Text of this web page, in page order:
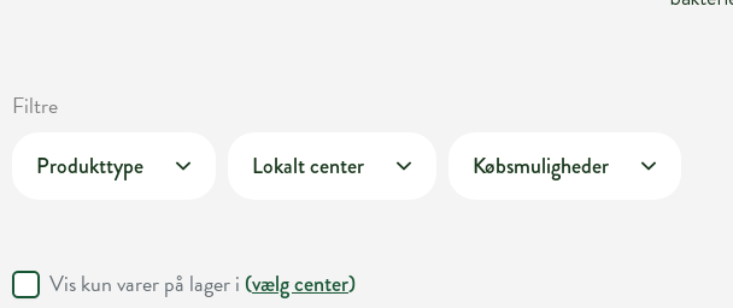
Filtre
Produkttype Lokalt center Købsmuligheder
Vis kun varer på lager i (vælg center)